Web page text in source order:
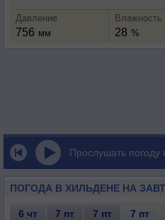
Давление
756 мм
Влажность
28 %
Прослушать погоду
ПОГОДА В ХИЛЬДЕНЕ НА
6 чт 7 пт 7 пт 7 пт